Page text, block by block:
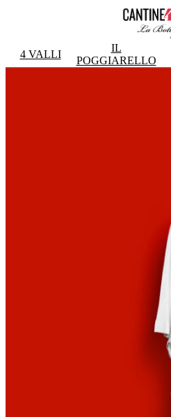
4 VALLI
IL
POGGIARELLO